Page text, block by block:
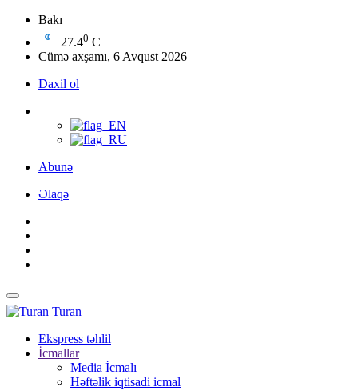
Bakı
27.40 C
Cümə axşamı, 6 Avqust 2026
Daxil ol
Abunə
Əlaqə
Turan
Ekspress təhlil
İcmallar
Media İcmalı
Həftəlik iqtisadi icmal